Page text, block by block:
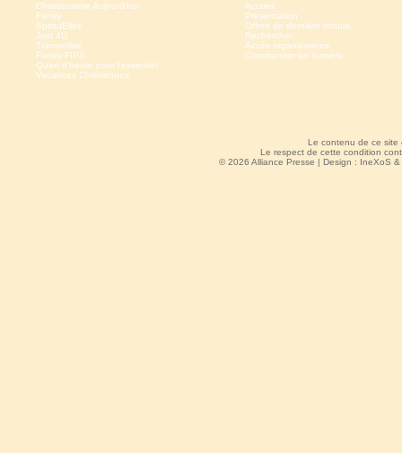
Christianisme Aujourd'hui
Family
SpirituElles
Just 4U
Trampoline
Family-FIPS
Quart d'heure pour l'essentiel
Vacances Chrétiennes
Accueil
Présentation
Offres de dernière minute
Rechercher
Accès organisateurs
Commander un numéro
Le contenu de ce site
Le respect de cette condition
© 2026 Alliance Presse | Design : IneXoS &